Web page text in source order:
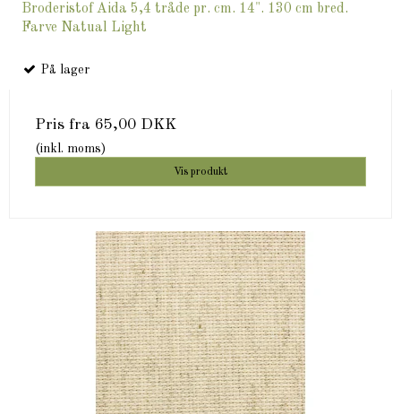
Broderistof Aida 5,4 tråde pr. cm. 14". 130 cm bred.
Farve Natual Light
På lager
Pris fra 65,00 DKK
(inkl. moms)
Vis produkt